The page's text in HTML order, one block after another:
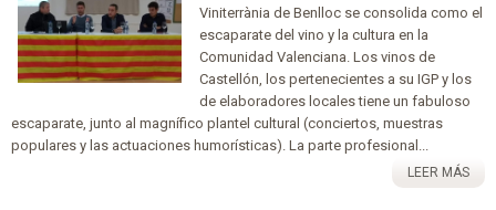
Viniterrània de Benlloc se consolida como el
escaparate del vino y la cultura en la
Comunidad Valenciana. Los vinos de
Castellón, los pertenecientes a su IGP y los
de elaboradores locales tiene un fabuloso
escaparate, junto al magnífico plantel cultural (conciertos, muestras
populares y las actuaciones humorísticas). La parte profesional...
LEER MÁS